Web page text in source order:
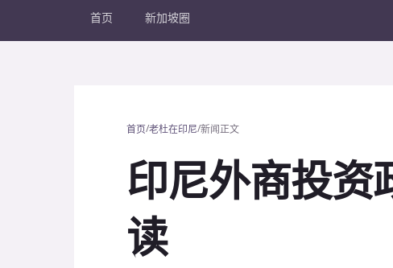
首页 新加坡圈
首页/老杜在印尼/新闻正文
印尼外商投资
读